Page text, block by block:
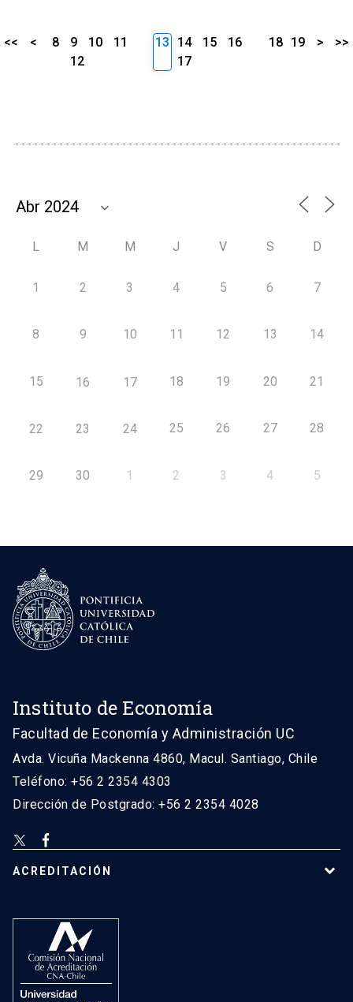
<< < 8 9 10
11
12
13 14 15
16
17
18 19 > >>
L M M J V S D
1 2 3 4 5 6 7
8 9 10 11 12 13 14
15 16 17 18 19 20 21
22 23 24 25 26 27 28
29 30 1 2 3 4 5
Instituto de Economía
Facultad de Economía y Administración UC
Avda. Vicuña Mackenna 4860, Macul. Santiago, Chile
Teléfono: +56 2 2354 4303
Dirección de Postgrado: +56 2 2354 4028
ACREDITACIÓN